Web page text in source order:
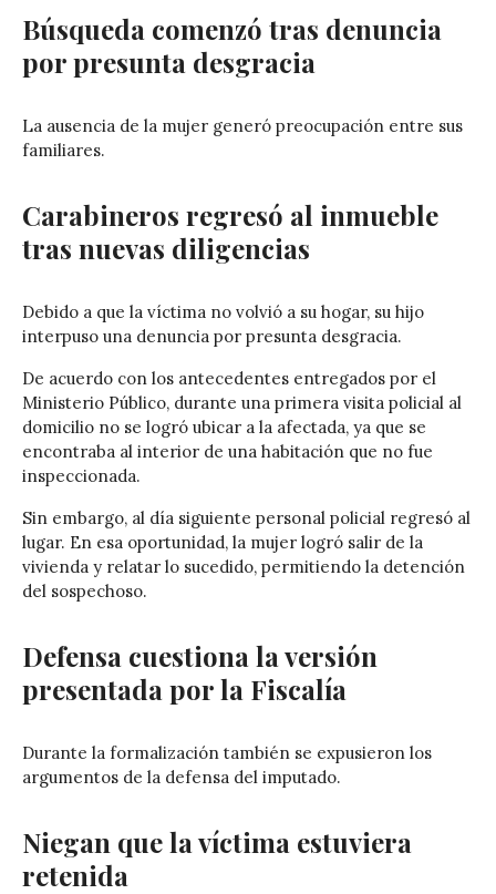
Búsqueda comenzó tras denuncia
por presunta desgracia
La ausencia de la mujer generó preocupación entre sus
familiares.
Carabineros regresó al inmueble
tras nuevas diligencias
Debido a que la víctima no volvió a su hogar, su hijo
interpuso una denuncia por presunta desgracia.
De acuerdo con los antecedentes entregados por el
Ministerio Público, durante una primera visita policial al
domicilio no se logró ubicar a la afectada, ya que se
encontraba al interior de una habitación que no fue
inspeccionada.
Sin embargo, al día siguiente personal policial regresó al
lugar. En esa oportunidad, la mujer logró salir de la
vivienda y relatar lo sucedido, permitiendo la detención
del sospechoso.
Defensa cuestiona la versión
presentada por la Fiscalía
Durante la formalización también se expusieron los
argumentos de la defensa del imputado.
Niegan que la víctima estuviera
retenida